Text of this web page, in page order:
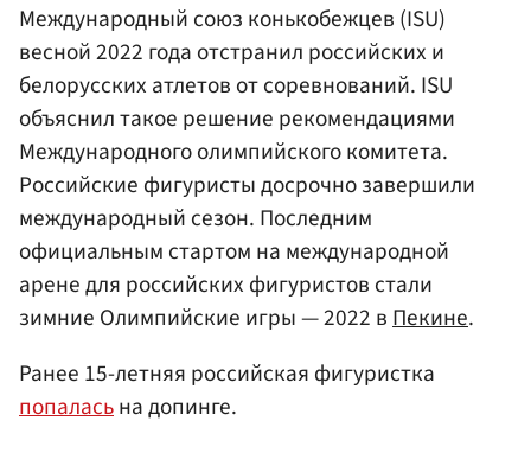
Международный союз конькобежцев (ISU)
весной 2022 года отстранил российских и
белорусских атлетов от соревнований. ISU
объяснил такое решение рекомендациями
Международного олимпийского комитета.
Российские фигуристы досрочно завершили
международный сезон. Последним
официальным стартом на международной
арене для российских фигуристов стали
зимние Олимпийские игры — 2022 вПекине.
Ранее 15-летняя российская фигуристка
попаласьна допинге.